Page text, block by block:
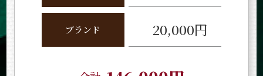
ブランド 20,000円